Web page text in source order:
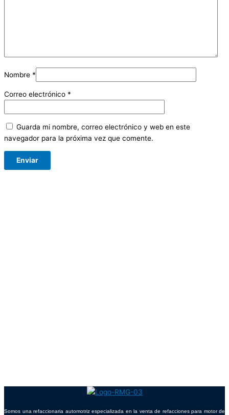
Nombre *
Correo electrónico *
Guarda mi nombre, correo electrónico y web en este
navegador para la próxima vez que comente.
Somos una refaccionaria automotriz especializada en la venta de refacciones para motor de